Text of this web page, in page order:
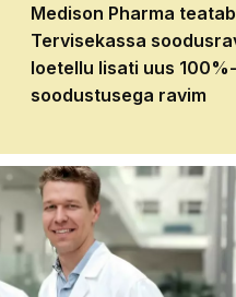
Medison Pharma
Tervisekassa
loetellu lisati uus
soodustusega ravim